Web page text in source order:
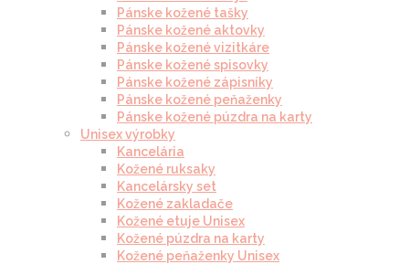
Pánske kožené tašky
Pánske kožené aktovky
Pánske kožené vizitkáre
Pánske kožené spisovky
Pánske kožené zápisníky
Pánske kožené peňaženky
Pánske kožené púzdra na karty
Unisex výrobky
Kancelária
Kožené ruksaky
Kancelársky set
Kožené zakladače
Kožené etuje Unisex
Kožené púzdra na karty
Kožené peňaženky Unisex